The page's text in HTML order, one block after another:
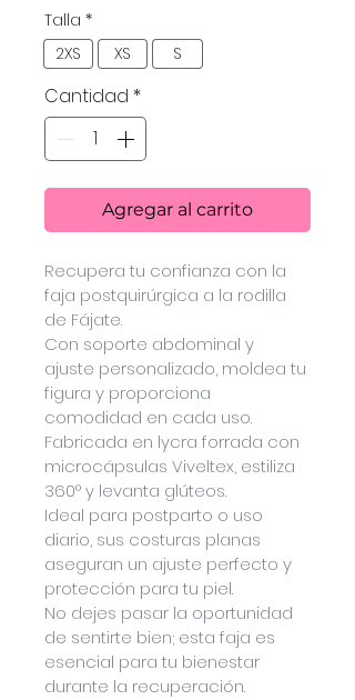
Talla *
2XS
XS S
Cantidad *
Agregar al carrito
Recupera tu confianza con la
faja postquirúrgica a la rodilla
de Fájate.
Con soporte abdominal y
ajuste personalizado, moldea tu
figura y proporciona
comodidad en cada uso.
Fabricada en lycra forrada con
microcápsulas Viveltex, estiliza
360° y levanta glúteos.
Ideal para postparto o uso
diario, sus costuras planas
aseguran un ajuste perfecto y
protección para tu piel.
No dejes pasar la oportunidad
de sentirte bien; esta faja es
esencial para tu bienestar
durante la recuperación.